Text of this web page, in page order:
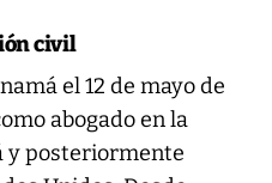
civil
el 12 de mayo de
abogado en la
y posteriormente